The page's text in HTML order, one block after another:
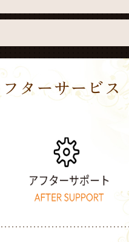
ターサービス